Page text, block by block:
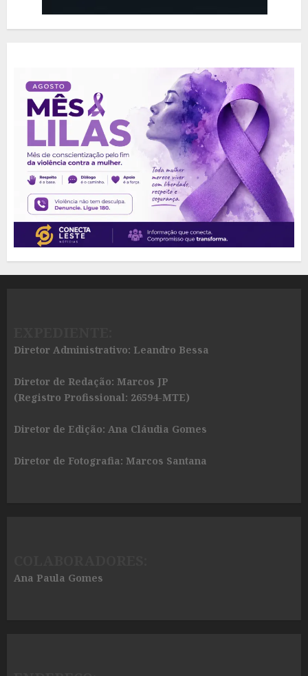
Diretor Administrativo: Leandro Bessa
Diretor de Redação: Marcos JP
(Registro Profissional: 26594-MTE)
Diretor de Edição: Ana Cláudia Gomes
Diretor de Fotografia: Marcos Santana
Ana Paula Gomes